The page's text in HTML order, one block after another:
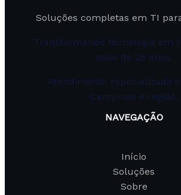
Soluções completas em TI
Transformando tecnologia em
mais de 25 anos.
Atendimento especializado
Campinas e região.
NAVEGAÇÃO
Início
Soluções
Sobre